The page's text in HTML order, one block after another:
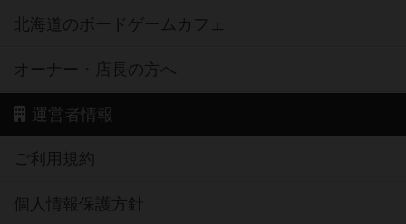
北海道のボードゲームカフェ
オーナー・店長の方へ
運営者情報
ご利用規約
個人情報保護方針